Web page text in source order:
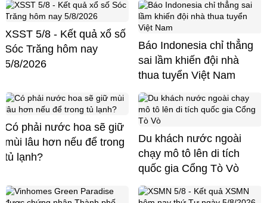
XSST 5/8 - Kết quả xổ số
Sóc Trăng hôm nay
5/8/2026
Báo Indonesia chỉ thẳng
sai lầm khiến đội nhà
thua tuyển Việt Nam
Có phải nước hoa sẽ giữ
mùi lâu hơn nếu để trong
tủ lạnh?
Du khách nước ngoài
chạy mô tô lên di tích
quốc gia Cổng Tò Vò